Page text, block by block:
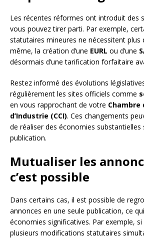
Les récentes réformes ont introduit des
vous pouvez tirer parti. Par exemple,
statutaires mineures ne nécessitent plus
même, la création d’une EURL ou d’une
désormais d’une tarification forfaitaire
Restez informé des évolutions
régulièrement les sites officiels comme
en vous rapprochant de votre Chambre
d’Industrie (CCI). Ces changements
de réaliser des économies substantielles
publication.
Mutualiser les
c’est possible
Dans certains cas, il est possible de
annonces en une seule publication, ce
économies significatives. Par exemple,
plusieurs modifications statutaires